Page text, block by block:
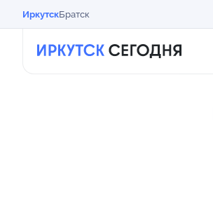
ИркутскБратск